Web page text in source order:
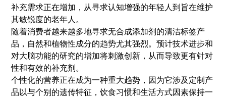
补充需求正在增加，从寻求认知增强的年轻人到旨在维护
其敏锐度的老年人。
随着消费者越来越多地寻求无合成添加剂的清洁标签产
品，自然和植物性成分的趋势尤其强烈。预计技术进步和
对大脑功能的研究的增加将刺激创新，从而导致更有针对
性和有效的补充剂。
个性化的营养正在成为一种重大趋势，因为它涉及定制产
品以与个别的遗传特征，饮食习惯和生活方式因素保持一